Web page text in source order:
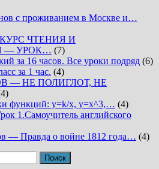
с проживанием в Москве и…
ЧТЕНИЯ И
— УРОК… (7)
за 16 часов. Все уроки подряд (6)
за 1 час. (4)
— НЕ ПОЛИГЛОТ, НЕ
функций: y=k/x, y=x^3,… (4)
1.Самоучитель английского
— Правда о войне 1812 года… (4)